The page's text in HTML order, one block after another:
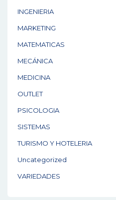
INGENIERIA
MARKETING
MATEMATICAS
MECÁNICA
MEDICINA
OUTLET
PSICOLOGIA
SISTEMAS
TURISMO Y HOTELERIA
Uncategorized
VARIEDADES